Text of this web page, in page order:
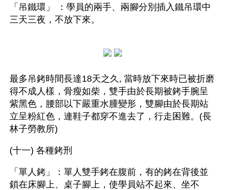
「吊鐵環」 ：學員的兩手、兩腳分別插入鐵吊環中
三天三夜，不放下來。
最多吊銬時間長達18天之久, 當時放下來時已被折磨
得不成人樣，骨瘦如柴，雙手由於長期被銬手腕呈
紫黑色，腰部以下嚴重水腫變形，雙腳由於長期站
立呈粉紅色，連鞋子都穿不進去了，行走困難。(長
林子勞教所)
(十一) 各種銬刑
「單人銬」：單人雙手銬在腹前，有的銬在背後並
鎖在床腳上、桌子腳上，使學員站不起來、坐不